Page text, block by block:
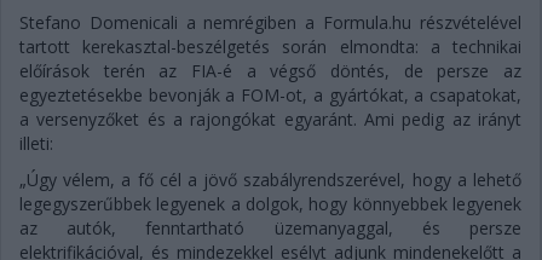
Stefano Domenicali a nemrégiben a Formula.hu részvételével
tartott kerekasztal-beszélgetés során elmondta: a technikai
előírások terén az FIA-é a végső döntés, de persze az
egyeztetésekbe bevonják a FOM-ot, a gyártókat, a csapatokat,
a versenyzőket és a rajongókat egyaránt. Ami pedig az irányt
illeti:
„Úgy vélem, a fő cél a jövő szabályrendszerével, hogy a lehető
legegyszerűbbek legyenek a dolgok, hogy könnyebbek legyenek
az autók, fenntartható üzemanyaggal, és persze
elektrifikációval, és mindezekkel esélyt adjunk mindenekelőtt a